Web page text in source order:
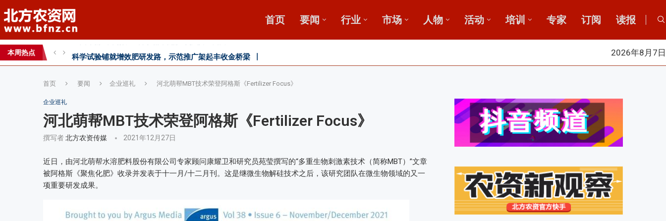
首页 要闻 行业 市场 人物 活动 培训 专家 订阅 读报
本周热点
心连心助力黄淮海小麦水肥一体化技术落地推广
全国农技推广中心高产示范田测产观摩会见证鄂中肥效
2026年8月7日
首页 要闻 企业巡礼 河北萌帮MBT技术荣登阿格斯《Fertilizer Focus》
企业巡礼
河北萌帮MBT技术荣登阿格斯《Fertilizer Focus》
撰写者北方农资传媒 2021年12月27日
近日，由河北萌帮水溶肥料股份有限公司专家顾问康耀卫和研究员苑莹撰写的“多重生物刺激素技术（简称MBT）”文章
被阿格斯《聚焦化肥》收录并发表于十一月/十二月刊。这是继微生物解硅技术之后，该研究团队在微生物领域的又一
项重要研发成果。